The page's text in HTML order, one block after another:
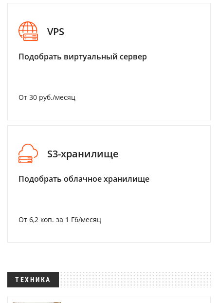
VPS
Подобрать виртуальный сервер
От 30 руб./месяц
S3-хранилище
Подобрать облачное хранилище
От 6,2 коп. за 1 Гб/месяц
ТЕХНИКА